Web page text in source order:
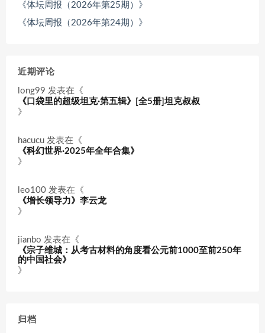
《体坛周报（2026年第25期）》
《体坛周报（2026年第24期）》
近期评论
long99 发表在《
《口袋里的超级坦克·第五辑》[全5册]坦克叔叔
》
hacucu 发表在《
《科幻世界·2025年全年合集》
》
leo100 发表在《
《增长领导力》李云龙
》
jianbo 发表在《
《宗子维城：从考古材料的角度看公元前1000至前250年
的中国社会》
》
归档